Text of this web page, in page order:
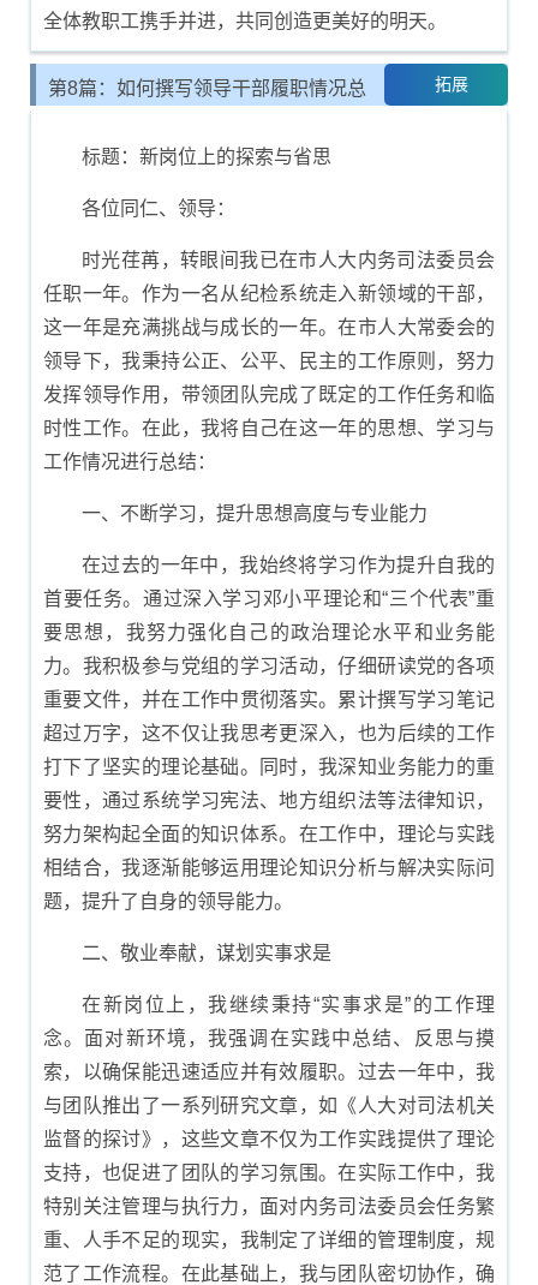
全体教职工携手并进，共同创造更美好的明天。
第8篇：如何撰写领导干部履职情况总 拓展
标题：新岗位上的探索与省思
各位同仁、领导：
时光荏苒，转眼间我已在市人大内务司法委员会
任职一年。作为一名从纪检系统走入新领域的干部，
这一年是充满挑战与成长的一年。在市人大常委会的
领导下，我秉持公正、公平、民主的工作原则，努力
发挥领导作用，带领团队完成了既定的工作任务和临
时性工作。在此，我将自己在这一年的思想、学习与
工作情况进行总结：
一、不断学习，提升思想高度与专业能力
在过去的一年中，我始终将学习作为提升自我的
首要任务。通过深入学习邓小平理论和“三个代表”重
要思想，我努力强化自己的政治理论水平和业务能
力。我积极参与党组的学习活动，仔细研读党的各项
重要文件，并在工作中贯彻落实。累计撰写学习笔记
超过万字，这不仅让我思考更深入，也为后续的工作
打下了坚实的理论基础。同时，我深知业务能力的重
要性，通过系统学习宪法、地方组织法等法律知识，
努力架构起全面的知识体系。在工作中，理论与实践
相结合，我逐渐能够运用理论知识分析与解决实际问
题，提升了自身的领导能力。
二、敬业奉献，谋划实事求是
在新岗位上，我继续秉持“实事求是”的工作理
念。面对新环境，我强调在实践中总结、反思与摸
索，以确保能迅速适应并有效履职。过去一年中，我
与团队推出了一系列研究文章，如《人大对司法机关
监督的探讨》，这些文章不仅为工作实践提供了理论
支持，也促进了团队的学习氛围。在实际工作中，我
特别关注管理与执行力，面对内务司法委员会任务繁
重、人手不足的现实，我制定了详细的管理制度，规
范了工作流程。在此基础上，我与团队密切协作，确